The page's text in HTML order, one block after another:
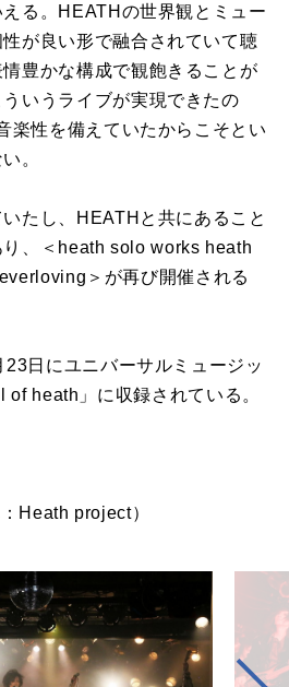
る。HEATHの世界観とミュー
が良い形で融合されていて聴
豊かな構成で観飽きることが
いうライブが実現できたの
楽性を備えていたからこそとい
。
たし、HEATHと共にあること
り、＜heath solo works heath
＞が再び開催される
日にユニバーサルミュージッ
of heath」に収録されている。
Heath project）